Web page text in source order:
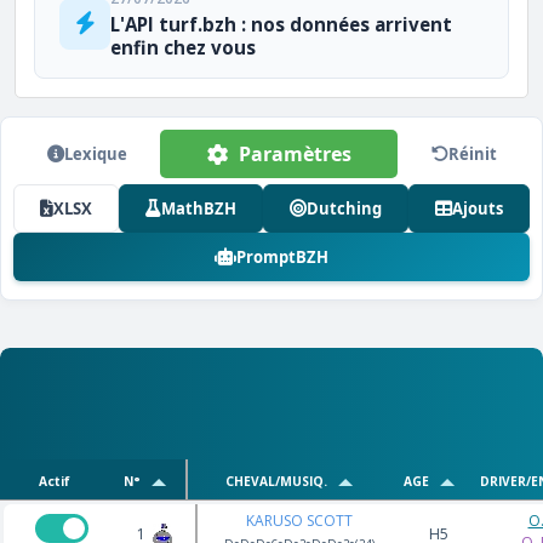
L'API turf.bzh : nos données arrivent
enfin chez vous
Lexique Paramètres Réinit
XLSX MathBZH Dutching Ajouts
PromptBZH
Actif N° CHEVAL/MUSIQ. AGE DRIVER/
1
KARUSO SCOTT
H5